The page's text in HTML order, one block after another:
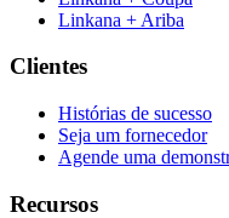
Linkana + Ariba
Clientes
Histórias de sucesso
Seja um fornecedor
Agende uma
Recursos